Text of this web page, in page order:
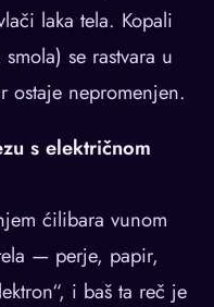
laka tela. Kopali
se rastvara u
ostaje nepromenjen.
s električnom
ćilibara vunom
— perje, papir,
i baš ta reč je